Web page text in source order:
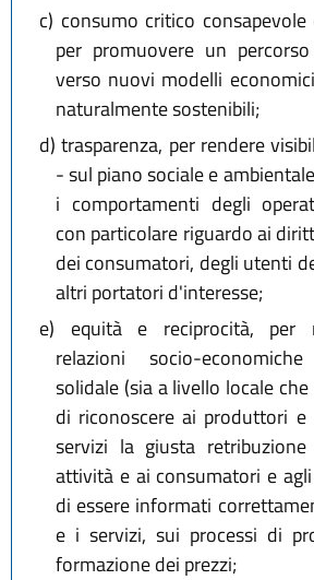
c) consumo critico consapevole
per promuovere un
verso nuovi modelli
naturalmente sostenibili;
d) trasparenza, per rendere
- sul piano sociale e
i comportamenti degli
con particolare riguardo ai
dei consumatori, degli utenti
altri portatori d'interesse;
e) equità e reciprocità, per
relazioni socio-
solidale (sia a livello locale
di riconoscere ai produttori
servizi la giusta
attività e ai consumatori e
di essere informati
e i servizi, sui processi di
formazione dei prezzi;